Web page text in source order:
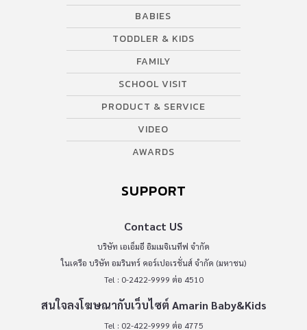
BABIES
TODDLER & KIDS
FAMILY
SCHOOL VISIT
PRODUCT & SERVICE
VIDEO
AWARDS
SUPPORT
Contact US
บริษัท เอเอ็มอี อิมเมจิเนทีฟ จำกัด
ในเครือ บริษัท อมรินทร์ คอร์เปอเรชั่นส์ จำกัด (มหาชน)
Tel : 0-2422-9999 ต่อ 4510
สนใจลงโฆษณากับเว็บไซต์ Amarin Baby&Kids
Tel : 02-422-9999 ต่อ 4775